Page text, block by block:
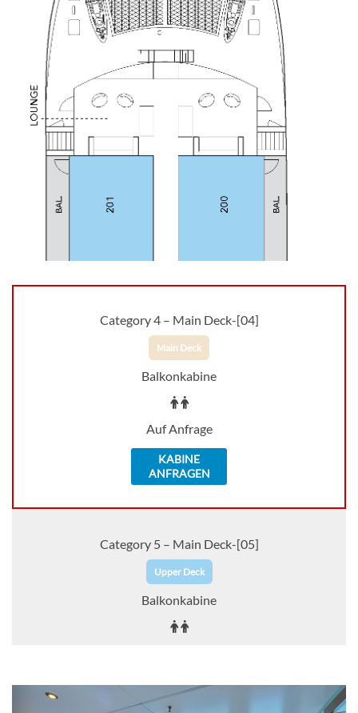
Category 4 – Main Deck-[04]
Main Deck
Balkonkabine
Auf Anfrage
KABINE
ANFRAGEN
Category 5 – Main Deck-[05]
Upper Deck
Balkonkabine
AUSWÄHLEN
KABINE